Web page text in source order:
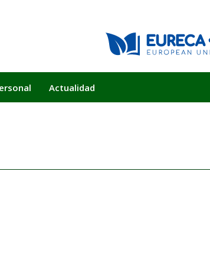
Actualidad